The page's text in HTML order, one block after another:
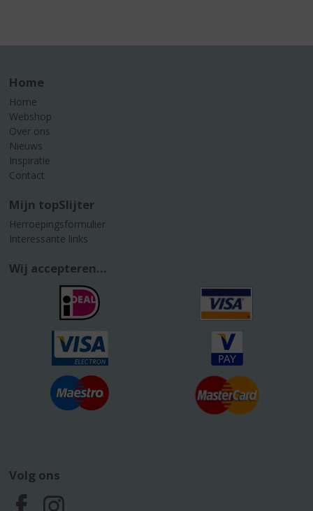
Home
Home
Webshop
Over ons
Nieuws
Inspiratie
Contact
Mijn topSlijter
Herroepingsformulier
Interessante links
Wij accepteren...
Volg ons